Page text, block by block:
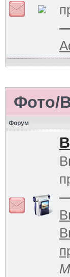
Фото/
Форум